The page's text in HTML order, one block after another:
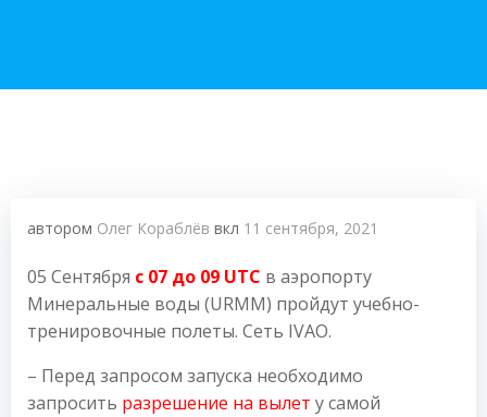
автором Олег Кораблёв вкл 11 сентября, 2021
05 Сентября с 07 до 09 UTC в аэропорту
Минеральные воды (URMM) пройдут учебно-
тренировочные полеты. Сеть IVAO.
– Перед запросом запуска необходимо
запросить разрешение на вылет у самой